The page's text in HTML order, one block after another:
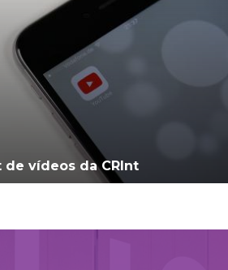
vídeos da CRInt